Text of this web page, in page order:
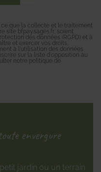
ce que la collecte et le traitement
site bfpaysages.fr, soient
des données (RGPD) et à
et exercer vos droits,
à l'utilisation des données
sur la liste d'opposition au
notre politique de
envergure
petit jardin ou un terrain